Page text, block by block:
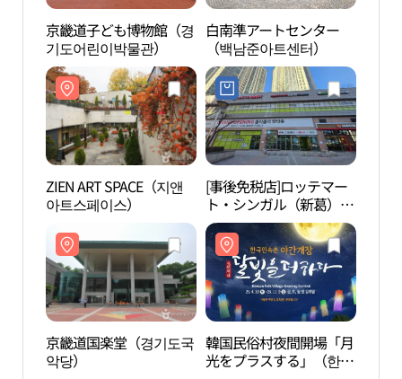
京畿道子ども博物館（경
기도어린이박물관）
白南準アートセンター
（백남준아트센터）
ZIEN ART SPACE（지앤
아트스페이스）
[事後免税店]ロッテマー
ト・シンガル（新葛）店
(롯데마트 신갈점)
京畿道国楽堂（경기도국
악당）
韓国民俗村夜間開場「月
光をプラスする」（한국